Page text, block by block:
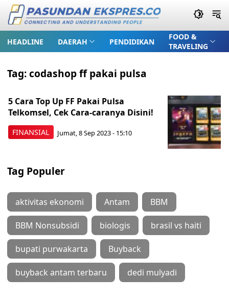
HEADLINE DAERAH PENDIDIKAN
FOOD &
TRAVELING
Tag:codashop ff pakai pulsa
FINANSIAL
5 Cara Top Up FF Pakai Pulsa
Telkomsel, Cek Cara-caranya Disini!
Jumat, 8 Sep 2023 - 15:10
Tag Populer
aktivitas ekonomi Antam BBM
BBM Nonsubsidi biologis brasil vs haiti
bupati purwakarta Buyback
buyback antam terbaru dedi mulyadi